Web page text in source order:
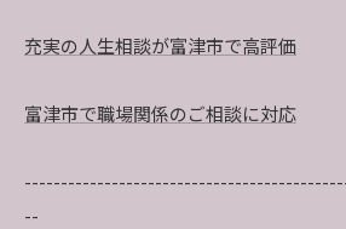
充実の人生相談が富津市で高評価
富津市で職場関係のご相談に対応
--